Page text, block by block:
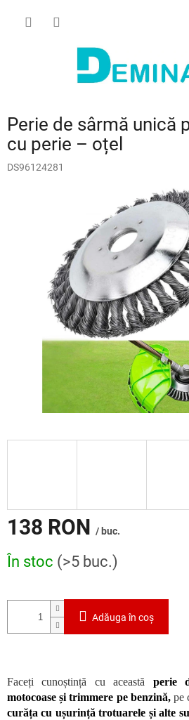
Perie de sârmă unică
cu perie – oțel
DS96124281
138 RON / buc.
Evaluare
preţ:
În stoc (>5 buc.)
Adăuga în coş
Faceți cunoștință cu această perie
motocoase și trimmere pe benzină, pe
curăța cu ușurință trotuarele și alte